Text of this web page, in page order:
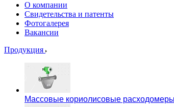
О компании
Свидетельства и патенты
Фотогалерея
Вакансии
Продукция
Массовые кориолисовые расходомеры